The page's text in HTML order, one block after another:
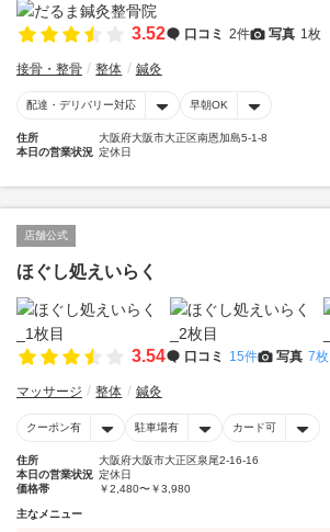
3.52 口コミ 2件 写真 1枚
接骨・整骨 整体 鍼灸
配達・デリバリー対応 早朝OK
住所
大阪府大阪市大正区南恩加島5-1-8
本日の営業状況 定休日
店舗公式
ほぐし処えいらく
3.54 口コミ 15件 写真 7枚
マッサージ 整体 鍼灸
クーポン有 駐車場有 カード可
住所
大阪府大阪市大正区泉尾2-16-16
本日の営業状況 定休日
価格帯
￥2,480〜￥3,980
主なメニュー